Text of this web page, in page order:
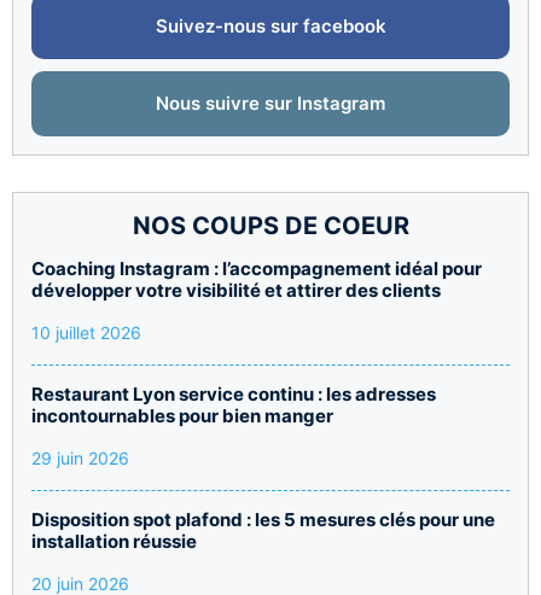
Suivez-nous sur facebook
Nous suivre sur Instagram
NOS COUPS DE COEUR
Coaching Instagram : l’accompagnement idéal pour
développer votre visibilité et attirer des clients
10 juillet 2026
Restaurant Lyon service continu : les adresses
incontournables pour bien manger
29 juin 2026
Disposition spot plafond : les 5 mesures clés pour une
installation réussie
20 juin 2026